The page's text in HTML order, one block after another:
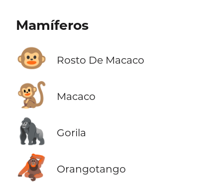
Mamíferos
🐵 Rosto De Macaco
🐒 Macaco
🦍 Gorila
🦧 Orangotango